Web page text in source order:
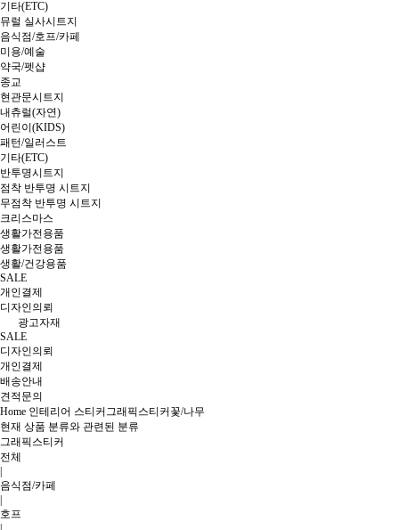
기타(ETC)
뮤럴 실사시트지
음식점/호프/카페
미용/예술
약국/펫샵
종교
현관문시트지
내츄럴(자연)
어린이(KIDS)
패턴/일러스트
기타(ETC)
반투명시트지
점착 반투명 시트지
무점착 반투명 시트지
크리스마스
생활가전용품
생활가전용품
생활/건강용품
SALE
개인결제
디자인의뢰
광고자재
SALE
디자인의뢰
개인결제
배송안내
견적문의
Home 인테리어 스티커 그래픽스티커 꽃/나무
현재 상품 분류와 관련된 분류
그래픽스티커
전체
음식점/카페
호프